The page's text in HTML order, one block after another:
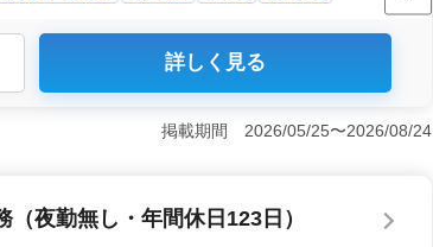
手市に位置する有料老人ホームでの看護師業務を
処置などの業務が含まれます。 ＜ベテラン看護
るサポートがあります。経験を活かして、地域の
詳しく見る
掲載期間 2026/05/25〜2026/08/24
夜勤無し・年間休日123日）